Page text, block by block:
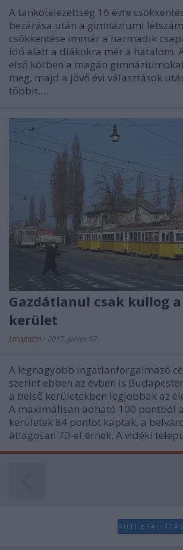
A tankötelezettség 16 évre
bezárása után a gimnáziumi
csökkentése immár a harmadik
idő alatt a diákokra mér a hatalom.
első körben a magán
meg, majd a jövő évi választások
többit.…
Gazdátlanul csak kullog a
kerület
Lmagazin • 2017. június 07.
A legnagyobb ingatlanforgalmazó
szerint ebben az évben is
a belső kerületekben legjobbak az
A maximálisan adható 100 pontból
kerületek 84 pontot kaptak, a
átlagosan 70-et érnek. A vidéki
SÜTI